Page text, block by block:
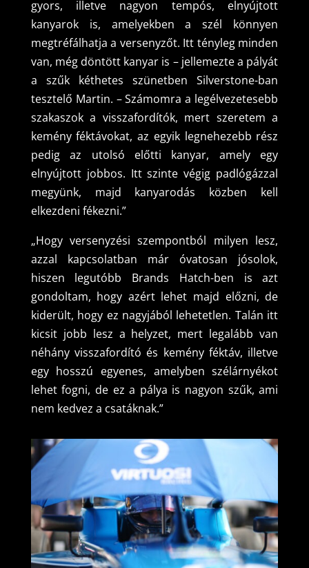
gyors, illetve nagyon tempós, elnyújtott
kanyarok is, amelyekben a szél könnyen
megtréfálhatja a versenyzőt. Itt tényleg minden
van, még döntött kanyar is – jellemezte a pályát
a szűk kéthetes szünetben Silverstone-ban
tesztelő Martin. – Számomra a legélvezetesebb
szakaszok a visszafordítók, mert szeretem a
kemény féktávokat, az egyik legnehezebb rész
pedig az utolsó előtti kanyar, amely egy
elnyújtott jobbos. Itt szinte végig padlógázzal
megyünk, majd kanyarodás közben kell
elkezdeni fékezni.”
„Hogy versenyzési szempontból milyen lesz,
azzal kapcsolatban már óvatosan jósolok,
hiszen legutóbb Brands Hatch-ben is azt
gondoltam, hogy azért lehet majd előzni, de
kiderült, hogy ez nagyjából lehetetlen. Talán itt
kicsit jobb lesz a helyzet, mert legalább van
néhány visszafordító és kemény féktáv, illetve
egy hosszú egyenes, amelyben szélárnyékot
lehet fogni, de ez a pálya is nagyon szűk, ami
nem kedvez a csatáknak.”